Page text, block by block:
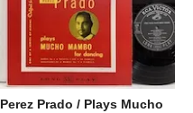
Perez Prado / Plays Mucho